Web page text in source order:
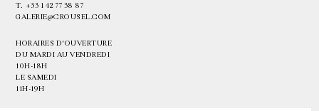
T. +33 1 42 77 38 87
GALERIE@CROUSEL.COM
HORAIRES D'OUVERTURE
DU MARDI AU VENDREDI
10H-18H
LE SAMEDI
11H-19H